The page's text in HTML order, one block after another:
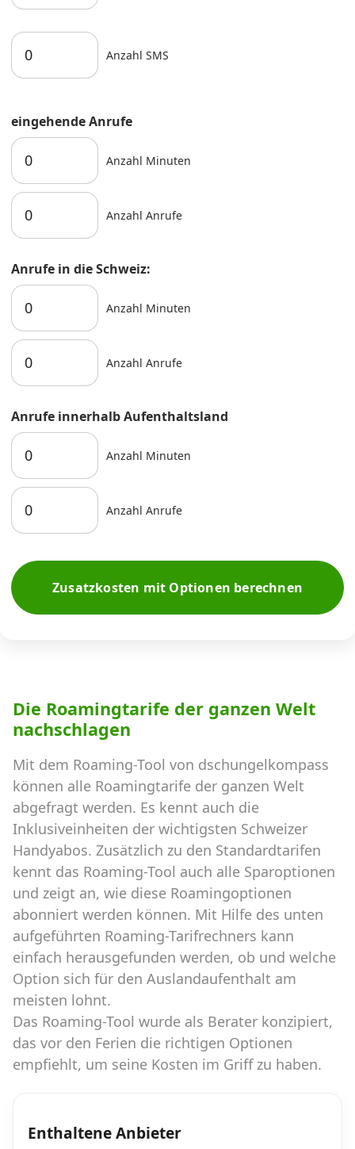
Anzahl SMS
eingehende Anrufe
Anzahl Minuten
Anzahl Anrufe
Anrufe in die Schweiz:
Anzahl Minuten
Anzahl Anrufe
Anrufe innerhalb Aufenthaltsland
Anzahl Minuten
Anzahl Anrufe
Zusatzkosten mit Optionen berechnen
Die Roamingtarife der ganzen Welt
nachschlagen
Mit dem Roaming-Tool von dschungelkompass
können alle Roamingtarife der ganzen Welt
abgefragt werden. Es kennt auch die
Inklusiveinheiten der wichtigsten Schweizer
Handyabos. Zusätzlich zu den Standardtarifen
kennt das Roaming-Tool auch alle Sparoptionen
und zeigt an, wie diese Roamingoptionen
abonniert werden können. Mit Hilfe des unten
aufgeführten Roaming-Tarifrechners kann
einfach herausgefunden werden, ob und welche
Option sich für den Auslandaufenthalt am
meisten lohnt.
Das Roaming-Tool wurde als Berater konzipiert,
das vor den Ferien die richtigen Optionen
empfiehlt, um seine Kosten im Griff zu haben.
Enthaltene Anbieter